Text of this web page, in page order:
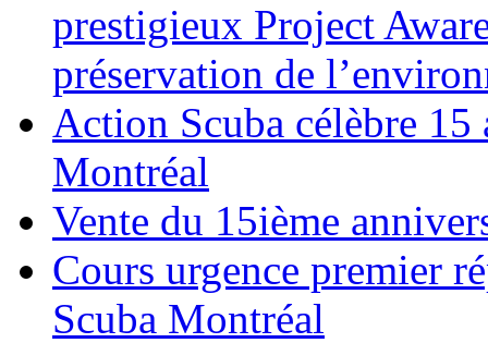
prestigieux Project
préservation de
Action Scuba célèbre 15
Montréal
Vente du 15ième
Cours urgence premier
Scuba Montréal